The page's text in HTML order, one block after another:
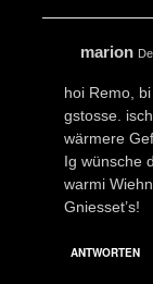
marion
hoi Remo,
gstosse.
wärmere
Ig wünsche
warmi
Gniesset’s!
ANTWORTEN